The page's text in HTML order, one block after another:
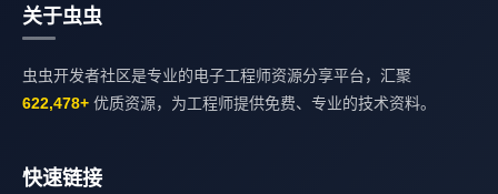
关于虫虫
虫虫开发者社区是专业的电子工程师资源分享平台，汇聚
622,478+ 优质资源，为工程师提供免费、专业的技术资料。
快速链接